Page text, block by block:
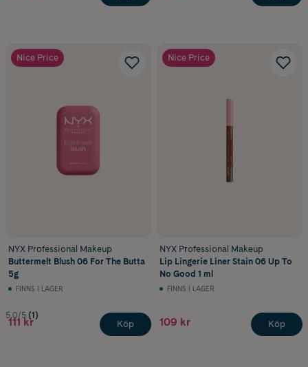
Nice Price
NYX Professional Makeup
Buttermelt Blush 06 For The Butta
5g
FINNS I LAGER
5.0/5 (1)
111 kr Köp
Nice Price
NYX Professional Makeup
Lip Lingerie Liner Stain 06 Up To
No Good 1 ml
FINNS I LAGER
109 kr Köp